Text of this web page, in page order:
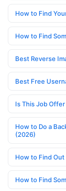
How to Find
How to Find
Best Reverse
Best Free
Is This Job
How to Do a
(2026)
How to Find
How to Find